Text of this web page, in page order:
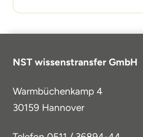
NST wissenstransfer GmbH
Warmbüchenkamp 4
30159 Hannover